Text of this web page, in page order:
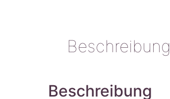
Beschreibung
Beschreibung